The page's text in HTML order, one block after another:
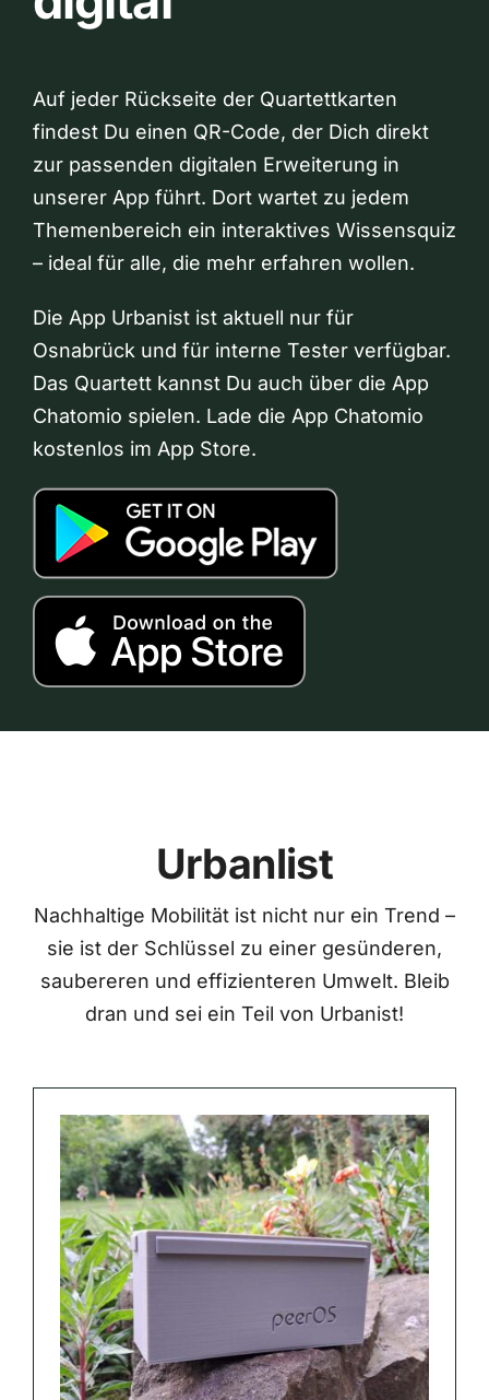
Auf jeder Rückseite der Quartettkarten
findest Du einen QR-Code, der Dich direkt
zur passenden digitalen Erweiterung in
unserer App führt. Dort wartet zu jedem
Themenbereich ein interaktives Wissensquiz
– ideal für alle, die mehr erfahren wollen.
Die App Urbanist ist aktuell nur für
Osnabrück und für interne Tester verfügbar.
Das Quartett kannst Du auch über die App
Chatomio spielen. Lade die App Chatomio
kostenlos im App Store.
Urbanlist
Nachhaltige Mobilität ist nicht nur ein Trend –
sie ist der Schlüssel zu einer gesünderen,
saubereren und effizienteren Umwelt. Bleib
dran und sei ein Teil von Urbanist!